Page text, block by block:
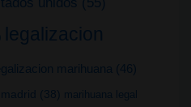
legalizacion
marihuana (46)
madrid (38)
marihuana legal